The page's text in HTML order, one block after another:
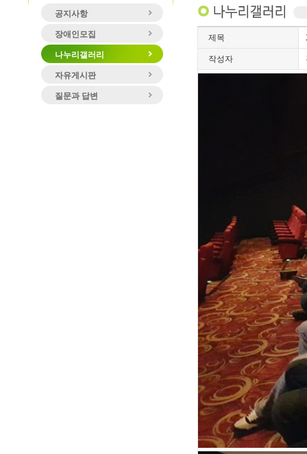
공지사항
장애인모집
나누리갤러리
자유게시판
질문과 답변
제목
작성자